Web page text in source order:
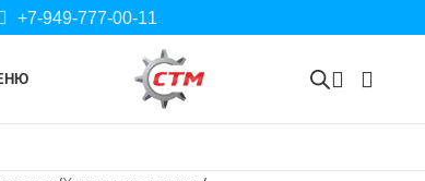
+7-949-777-00-11